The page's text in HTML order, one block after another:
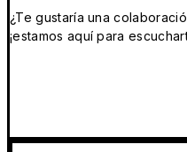
¿Te gustaría una
¡estamos aquí para